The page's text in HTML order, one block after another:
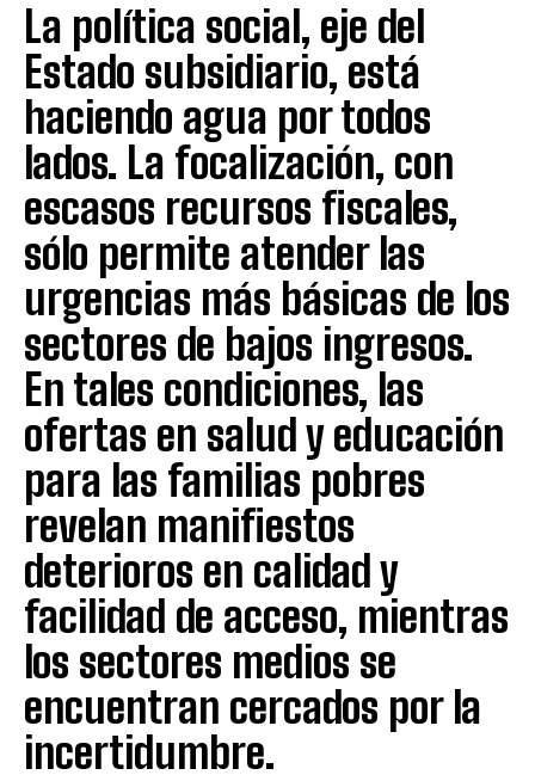
La política social, eje del
Estado subsidiario, está
haciendo agua por todos
lados. La focalización, con
escasos recursos fiscales,
sólo permite atender las
urgencias más básicas de los
sectores de bajos ingresos.
En tales condiciones, las
ofertas en salud y educación
para las familias pobres
revelan manifiestos
deterioros en calidad y
facilidad de acceso, mientras
los sectores medios se
encuentran cercados por la
incertidumbre.